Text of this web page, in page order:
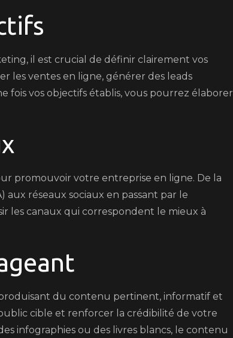
il est crucial de définir clairement vos
les ventes en ligne, générer des leads
fois vos objectifs établis, vous pourrez élaborer
promouvoir votre entreprise en ligne. De la
réseaux sociaux en passant par le
les canaux qui correspondent le mieux à
du contenu pertinent, informatif et
cible et renforcer la crédibilité de votre
infographies ou des livres blancs, le contenu